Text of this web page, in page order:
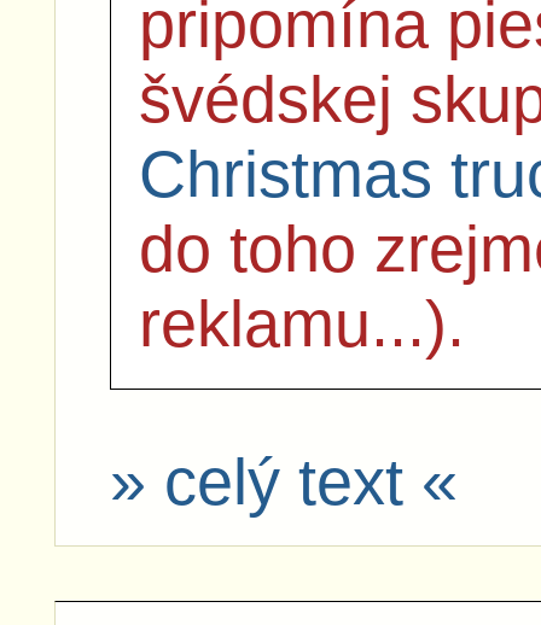
pripomína
švédskej
Christmas
do toho
reklamu...).
» celý text «